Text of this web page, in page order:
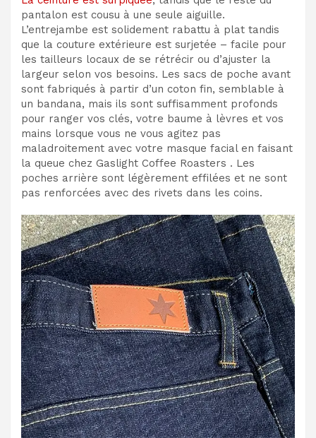
pantalon est cousu à une seule aiguille.
L’entrejambe est solidement rabattu à plat tandis
que la couture extérieure est surjetée – facile pour
les tailleurs locaux de se rétrécir ou d’ajuster la
largeur selon vos besoins. Les sacs de poche avant
sont fabriqués à partir d’un coton fin, semblable à
un bandana, mais ils sont suffisamment profonds
pour ranger vos clés, votre baume à lèvres et vos
mains lorsque vous ne vous agitez pas
maladroitement avec votre masque facial en faisant
la queue chez Gaslight Coffee Roasters . Les
poches arrière sont légèrement effilées et ne sont
pas renforcées avec des rivets dans les coins.